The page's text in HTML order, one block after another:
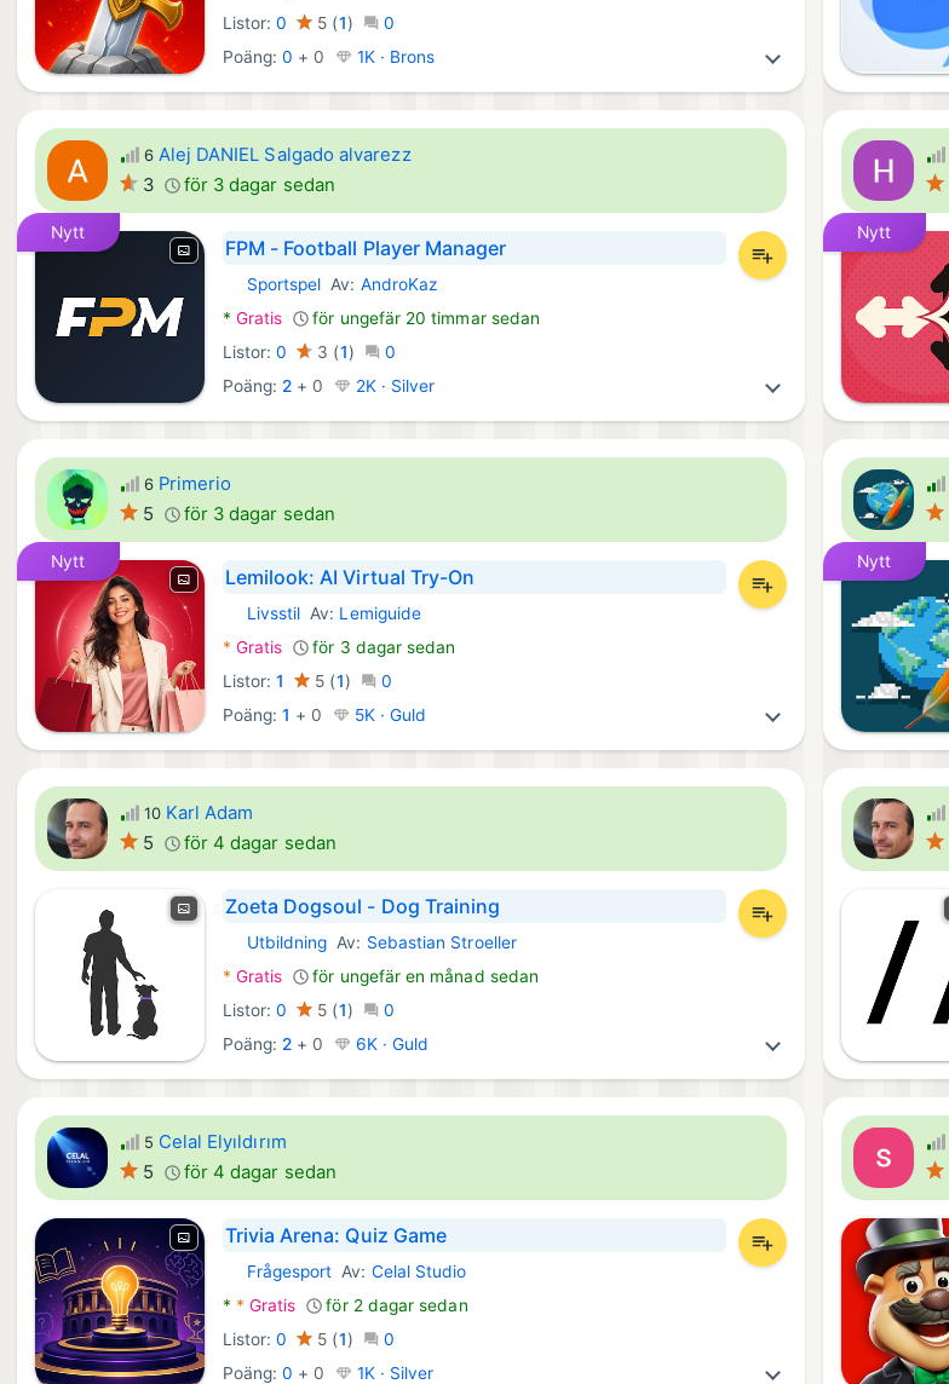
Listor:0 5 (1)
0
Poäng: 0 + 0 1K · Brons
6 Alej DANIEL Salgado alvarezz
3
för 3 dagar sedan
Nytt
FPM - Football Player Manager
Android Spel:
Sportspel Av: AndroKaz
* Gratis
för ungefär 20 timmar sedan
Listor:0 3 (1)
0
Poäng: 2 + 0 2K · Silver
Nytt
6 Primerio
5
för 3 dagar sedan
Nytt
Lemilook: AI Virtual Try-On
Android Appar:
Livsstil Av: Lemiguide
* Gratis
för 3 dagar sedan
Listor:1 5 (1)
0
Poäng: 1 + 0 5K · Guld
Nytt
10 Karl Adam
5
för 4 dagar sedan
Zoeta Dogsoul - Dog Training
Android Appar:
Utbildning Av: Sebastian Stroeller
* Gratis
för ungefär en månad sedan
Listor:0 5 (1)
0
Poäng: 2 + 0 6K · Guld
5 Celal Elyıldırım
5
för 4 dagar sedan
Trivia Arena: Quiz Game
Android Spel:
Frågesport Av: Celal Studio
* * Gratis
för 2 dagar sedan
Listor:0 5 (1)
0
Poäng: 0 + 0 1K · Silver